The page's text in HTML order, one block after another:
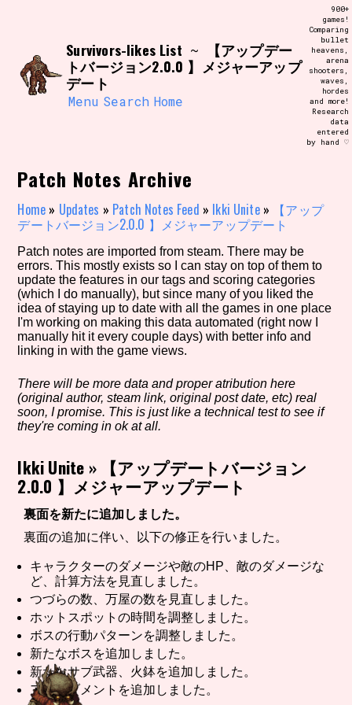
Use the advanced filters to create your
own view of the database. The form will
update as you select, so don't be afraid
to hit the reset button if you've
Genre/Category Tag
Aesthetic Tag
Setting/Story Tag
Game Mode Tag
Run Time
Release Status
Survivors-likes List ~
【アップデー
トバージョン2.0.0 】メジャーアップ
デート
Menu Search Home
900+
games!
Comparing
bullet
heavens,
arena
shooters,
waves,
hordes
and more!
Research
data
entered
by hand ♡
Patch Notes Archive
Home » Updates » Patch Notes Feed » Ikki Unite» 【アップ
デートバージョン2.0.0 】メジャーアップデート
Patch notes are imported from steam. There may be
errors. This mostly exists so I can stay on top of them to
update the features in our tags and scoring categories
(which I do manually), but since many of you liked the
idea of staying up to date with all the games in one place
I'm working on making this data automated (right now I
manually hit it every couple days) with better info and
linking in with the game views.
There will be more data and proper atribution here
(original author, steam link, original post date, etc) real
soon, I promise. This is just like a technical test to see if
they're coming in ok at all.
Ikki Unite » 【アップデートバージョン
2.0.0 】メジャーアップデート
裏面を新たに追加しました。
裏面の追加に伴い、以下の修正を行いました。
キャラクターのダメージや敵のHP、敵のダメージな
ど、計算方法を見直しました。
つづらの数、万屋の数を見直しました。
ホットスポットの時間を調整しました。
ボスの行動パターンを調整しました。
新たなボスを追加しました。
新たなサブ武器、火鉢を追加しました。
アチーブメントを追加しました。